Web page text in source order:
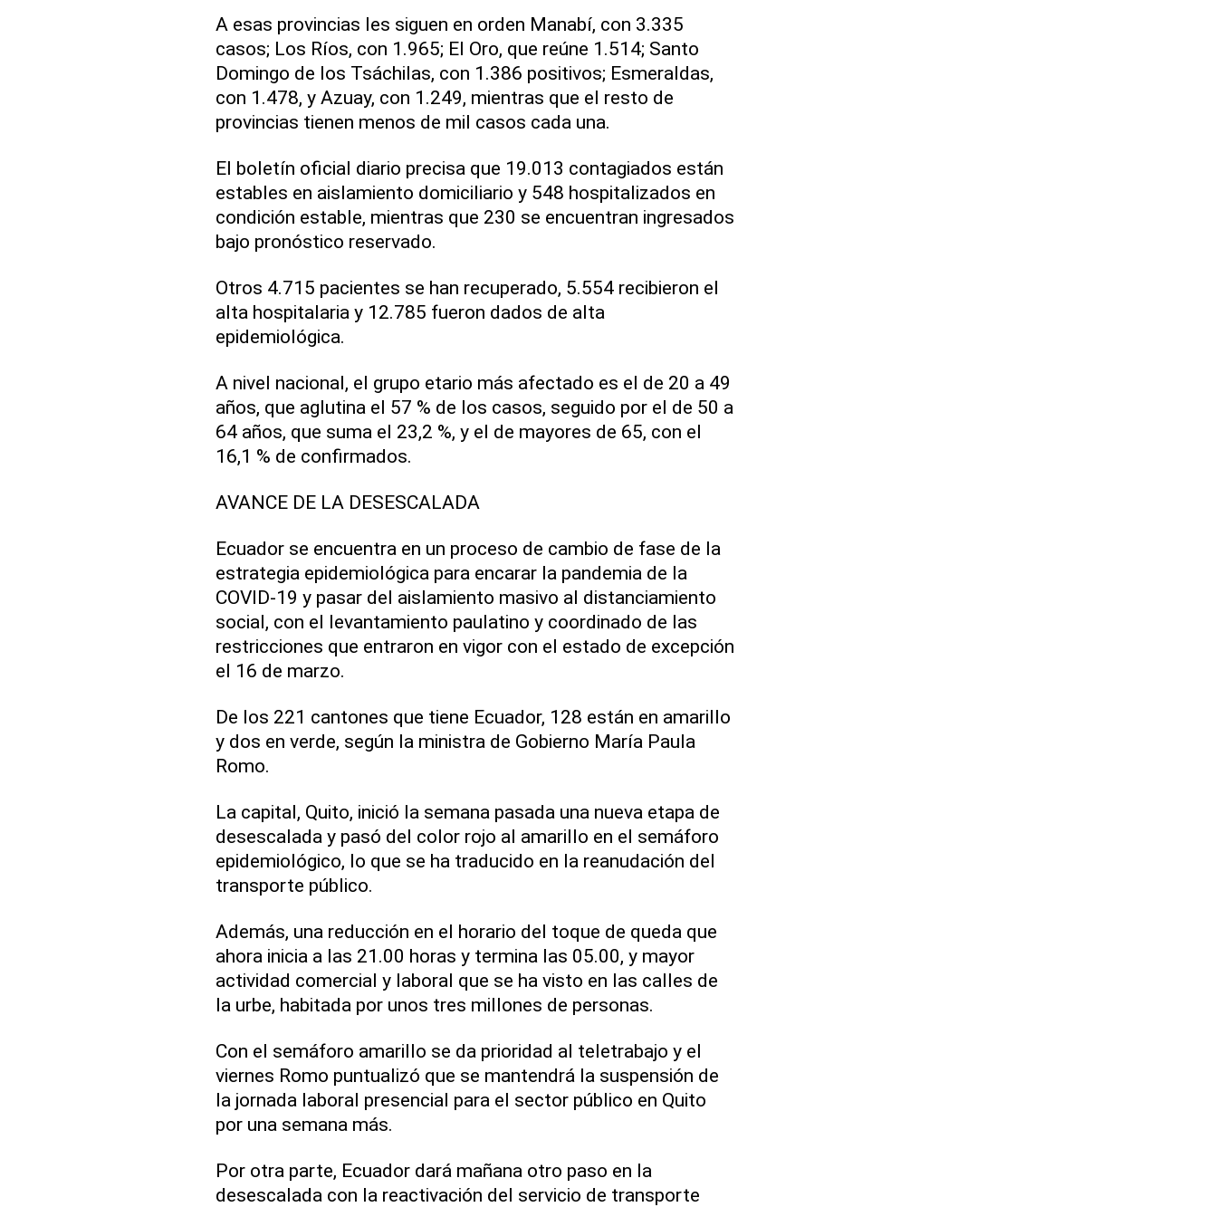
A esas provincias les siguen en orden Manabí, con 3.335
casos; Los Ríos, con 1.965; El Oro, que reúne 1.514; Santo
Domingo de los Tsáchilas, con 1.386 positivos; Esmeraldas,
con 1.478, y Azuay, con 1.249, mientras que el resto de
provincias tienen menos de mil casos cada una.
El boletín oficial diario precisa que 19.013 contagiados están
estables en aislamiento domiciliario y 548 hospitalizados en
condición estable, mientras que 230 se encuentran ingresados
bajo pronóstico reservado.
Otros 4.715 pacientes se han recuperado, 5.554 recibieron el
alta hospitalaria y 12.785 fueron dados de alta
epidemiológica.
A nivel nacional, el grupo etario más afectado es el de 20 a 49
años, que aglutina el 57 % de los casos, seguido por el de 50 a
64 años, que suma el 23,2 %, y el de mayores de 65, con el
16,1 % de confirmados.
AVANCE DE LA DESESCALADA
Ecuador se encuentra en un proceso de cambio de fase de la
estrategia epidemiológica para encarar la pandemia de la
COVID-19 y pasar del aislamiento masivo al distanciamiento
social, con el levantamiento paulatino y coordinado de las
restricciones que entraron en vigor con el estado de excepción
el 16 de marzo.
De los 221 cantones que tiene Ecuador, 128 están en amarillo
y dos en verde, según la ministra de Gobierno María Paula
Romo.
La capital, Quito, inició la semana pasada una nueva etapa de
desescalada y pasó del color rojo al amarillo en el semáforo
epidemiológico, lo que se ha traducido en la reanudación del
transporte público.
Además, una reducción en el horario del toque de queda que
ahora inicia a las 21.00 horas y termina las 05.00, y mayor
actividad comercial y laboral que se ha visto en las calles de
la urbe, habitada por unos tres millones de personas.
Con el semáforo amarillo se da prioridad al teletrabajo y el
viernes Romo puntualizó que se mantendrá la suspensión de
la jornada laboral presencial para el sector público en Quito
por una semana más.
Por otra parte, Ecuador dará mañana otro paso en la
desescalada con la reactivación del servicio de transporte